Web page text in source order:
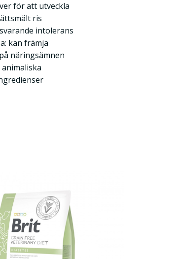
för att utveckla
ris
intolerans
kan främja
näringsämnen